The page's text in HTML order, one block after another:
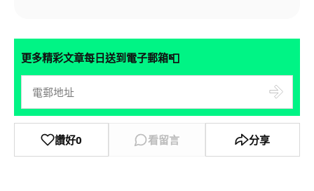
更多精彩文章每日送到電子郵箱📮
讚好0 看留言 分享